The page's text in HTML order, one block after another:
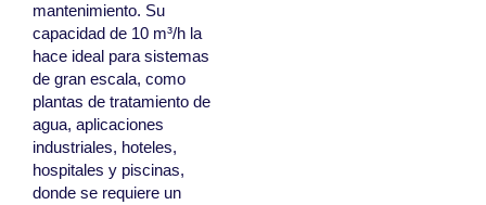
mantenimiento. Su
capacidad de 10 m³/h la
hace ideal para sistemas
de gran escala, como
plantas de tratamiento de
agua, aplicaciones
industriales, hoteles,
hospitales y piscinas,
donde se requiere un